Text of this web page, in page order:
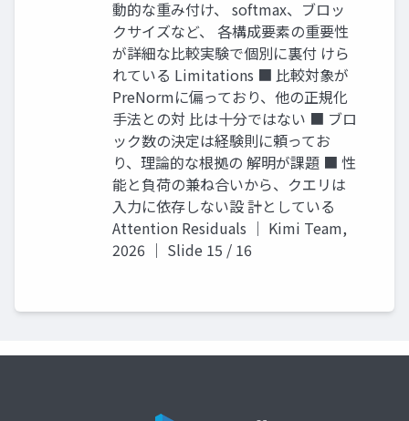
動的な重み付け、 softmax、ブロッ
クサイズなど、 各構成要素の重要性
が詳細な比較実験で個別に裏付 けら
れている Limitations ■ 比較対象が
PreNormに偏っており、他の正規化
手法との対 比は十分ではない ■ ブロ
ック数の決定は経験則に頼ってお
り、理論的な根拠の 解明が課題 ■ 性
能と負荷の兼ね合いから、クエリは
入力に依存しない設 計としている
Attention Residuals ｜ Kimi Team,
2026 ｜ Slide 15 / 16